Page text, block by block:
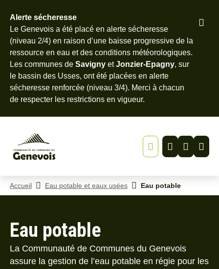
Alerte sécheresse
Le Genevois a été placé en alerte sécheresse
(niveau 2/4) en raison d’une baisse progressive de la
ressource en eau et des conditions météorologiques.
Les communes de Savigny etJonzier-Epagny, sur
le bassin des Usses, ont été placées en alerte
sécheresse renforcée (niveau 3/4). Merci à chacun
de respecter les restrictions en vigueur.
Accueil Eau potable et eaux usées Eau potable
Eau potable
La Communauté de Communes du Genevois
assure la gestion de l’eau potable en régie pour les